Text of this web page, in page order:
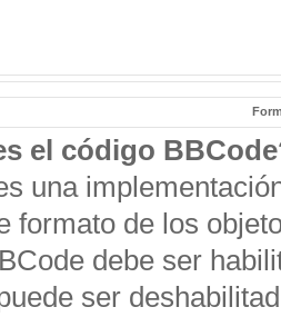
el código
una
formato de los
debe ser
ser